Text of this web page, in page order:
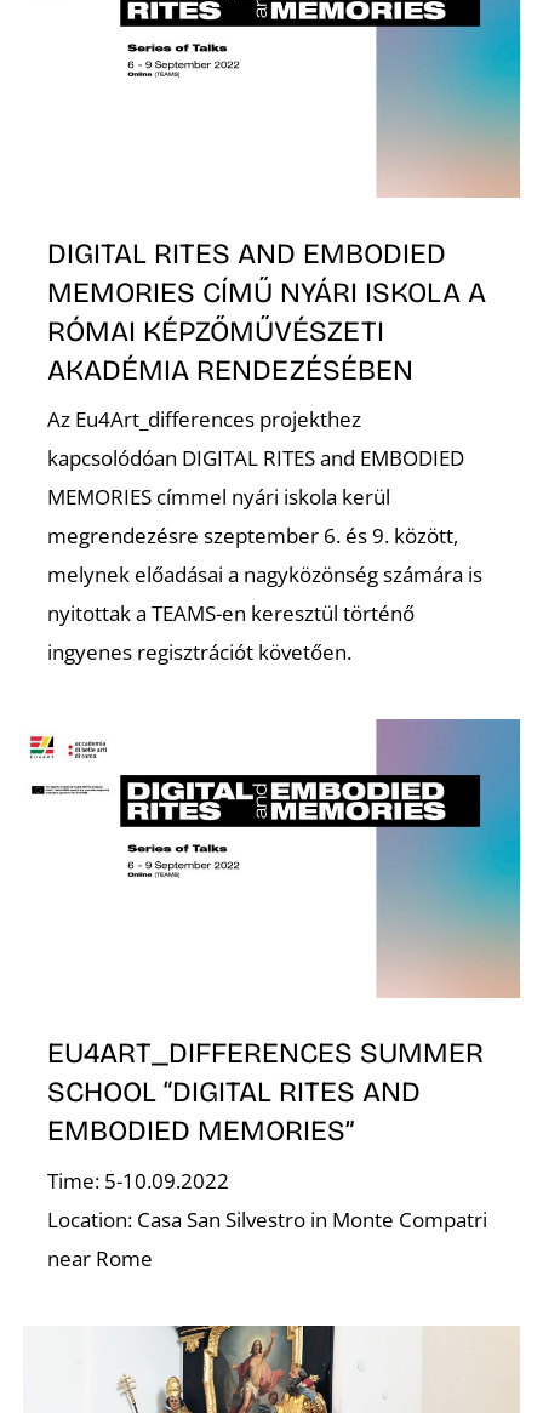
DIGITAL RITES AND EMBODIED
MEMORIES CÍMŰ NYÁRI ISKOLA A
RÓMAI KÉPZŐMŰVÉSZETI
AKADÉMIA RENDEZÉSÉBEN
Az Eu4Art_differences projekthez
kapcsolódóan DIGITAL RITES and EMBODIED
MEMORIES címmel nyári iskola kerül
megrendezésre szeptember 6. és 9. között,
melynek előadásai a nagyközönség számára is
nyitottak a TEAMS-en keresztül történő
ingyenes regisztrációt követően.
EU4ART_DIFFERENCES SUMMER
SCHOOL “DIGITAL RITES AND
EMBODIED MEMORIES”
Time: 5-10.09.2022
Location: Casa San Silvestro in Monte Compatri
near Rome